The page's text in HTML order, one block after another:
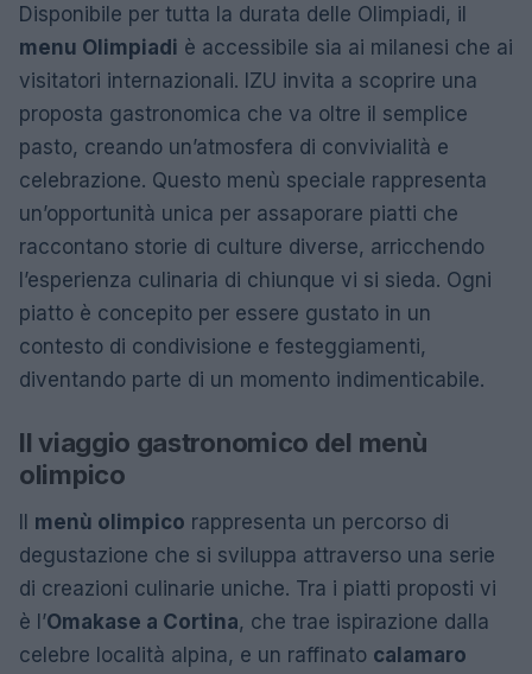
Disponibile per tutta la durata delle Olimpiadi, il
menu Olimpiadi è accessibile sia ai milanesi che ai
visitatori internazionali. IZU invita a scoprire una
proposta gastronomica che va oltre il semplice
pasto, creando un’atmosfera di convivialità e
celebrazione. Questo menù speciale rappresenta
un’opportunità unica per assaporare piatti che
raccontano storie di culture diverse, arricchendo
l’esperienza culinaria di chiunque vi si sieda. Ogni
piatto è concepito per essere gustato in un
contesto di condivisione e festeggiamenti,
diventando parte di un momento indimenticabile.
Il viaggio gastronomico del menù
olimpico
Il menù olimpico rappresenta un percorso di
degustazione che si sviluppa attraverso una serie
di creazioni culinarie uniche. Tra i piatti proposti vi
è l’Omakase a Cortina, che trae ispirazione dalla
celebre località alpina, e un raffinato calamaro